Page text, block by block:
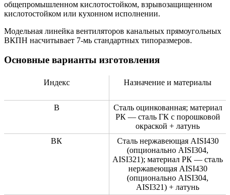
общепромышленном кислотостойком, взрывозащищенном
кислотостойком или кухонном исполнении.
Модельная линейка вентиляторов канальных прямоугольных
ВКПН насчитывает 7-мь стандартных типоразмеров.
Основные варианты изготовления
Индекс Назначение и материалы
В
Сталь оцинкованная; материал
РК — сталь ГК с порошковой
окраской + латунь
ВК
Сталь нержавеющая AISI430
(опционально AISI304,
AISI321); материал РК — сталь
нержавеющая AISI430
(опционально AISI304,
AISI321) + латунь